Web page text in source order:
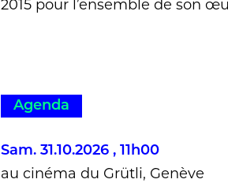
2015 pour l’ensemble de son
Agenda
Sam. 31.10.2026 , 11h00
au cinéma du Grütli, Genève